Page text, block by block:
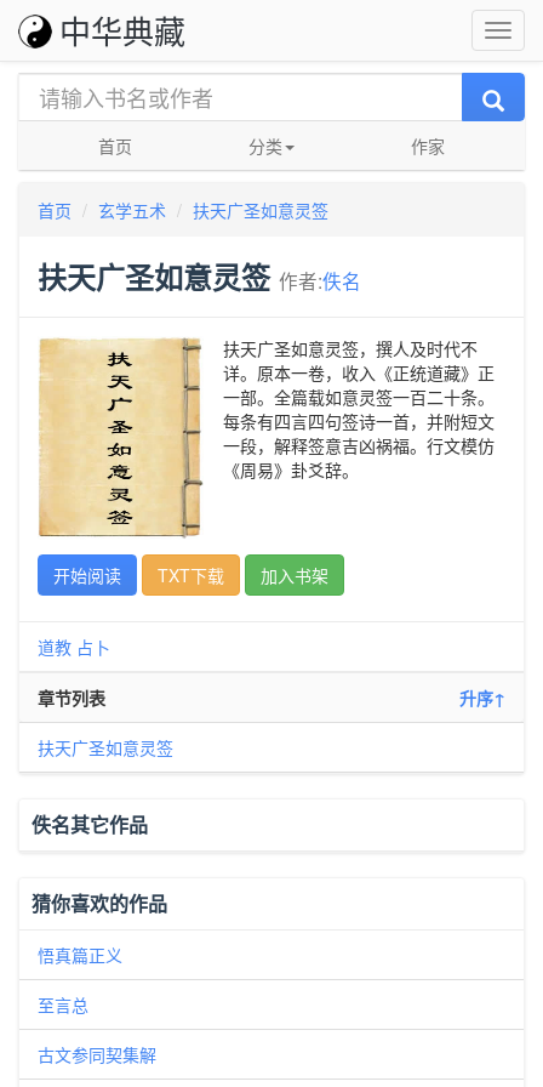
中华典藏
首页 分类 作家
首页 玄学五术 扶天广圣如意灵签
扶天广圣如意灵签 作者:佚名
扶天广圣如意灵签，撰人及时代不
详。原本一卷，收入《正统道藏》正
一部。全篇载如意灵签一百二十条。
每条有四言四句签诗一首，并附短文
一段，解释签意吉凶祸福。行文模仿
《周易》卦爻辞。
开始阅读 TXT下载 加入书架
道教 占卜
章节列表 升序↑
扶天广圣如意灵签
佚名其它作品
猜你喜欢的作品
悟真篇正义
至言总
古文参同契集解